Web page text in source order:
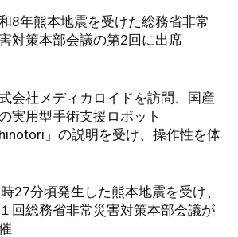
8年熊本地震を受けた総務省非常
対策本部会議の第2回に出席
会社メディカロイドを訪問、国産
実用型手術支援ロボット
hinotori」の説明を受け、操作性を体
27分頃発生した熊本地震を受け、
回総務省非常災害対策本部会議が